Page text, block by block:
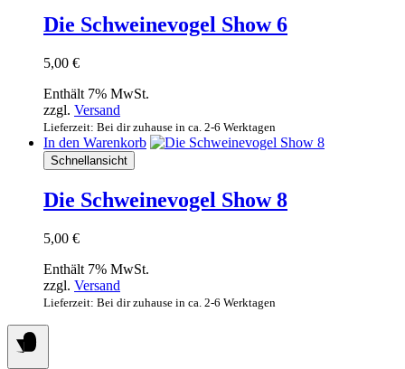
Die Schweinevogel Show 6
5,00 €
Enthält 7% MwSt.
zzgl. Versand
Lieferzeit: Bei dir zuhause in ca. 2-6 Werktagen
In den Warenkorb
Schnellansicht
Die Schweinevogel Show 8
5,00 €
Enthält 7% MwSt.
zzgl. Versand
Lieferzeit: Bei dir zuhause in ca. 2-6 Werktagen